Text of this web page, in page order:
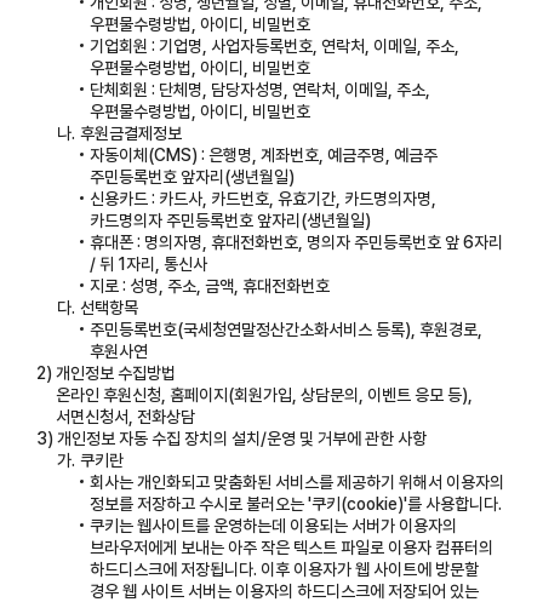
우편물수령방법, 아이디, 비밀번호
기업회원 : 기업명, 사업자등록번호, 연락처, 이메일, 주소,
우편물수령방법, 아이디, 비밀번호
단체회원 : 단체명, 담당자성명, 연락처, 이메일, 주소,
우편물수령방법, 아이디, 비밀번호
나. 후원금결제정보
자동이체(CMS) : 은행명, 계좌번호, 예금주명, 예금주
주민등록번호 앞자리(생년월일)
신용카드 : 카드사, 카드번호, 유효기간, 카드명의자명,
카드명의자 주민등록번호 앞자리(생년월일)
휴대폰 : 명의자명, 휴대전화번호, 명의자 주민등록번호 앞 6자리
/ 뒤 1자리, 통신사
지로 : 성명, 주소, 금액, 휴대전화번호
다. 선택항목
주민등록번호(국세청연말정산간소화서비스 등록), 후원경로,
후원사연
2) 개인정보 수집방법
온라인 후원신청, 홈페이지(회원가입, 상담문의, 이벤트 응모 등),
서면신청서, 전화상담
3) 개인정보 자동 수집 장치의 설치/운영 및 거부에 관한 사항
가. 쿠키란
회사는 개인화되고 맞춤화된 서비스를 제공하기 위해서 이용자의
정보를 저장하고 수시로 불러오는 '쿠키(cookie)'를 사용합니다.
쿠키는 웹사이트를 운영하는데 이용되는 서버가 이용자의
브라우저에게 보내는 아주 작은 텍스트 파일로 이용자 컴퓨터의
하드디스크에 저장됩니다. 이후 이용자가 웹 사이트에 방문할
경우 웹 사이트 서버는 이용자의 하드디스크에 저장되어 있는